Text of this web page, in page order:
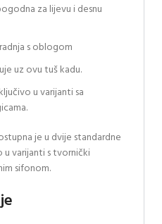
za lijevu i desnu
s oblogom
uz ovu tuš kadu.
u varijanti sa
je u dvije standardne
u varijanti s tvornički
sifonom.